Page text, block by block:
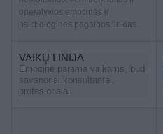
operatyvios emocinės ir
psichologinės pagalbos tinklas
VAIKŲ LINIJA
Emocinė parama vaikams, budi
savanoriai konsultantai,
profesionalai